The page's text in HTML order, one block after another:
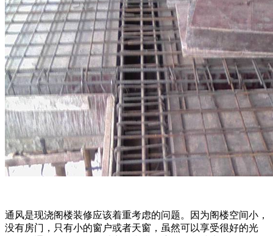
通风是现浇阁楼装修应该着重考虑的问题。因为阁楼空间小，
没有房门，只有小的窗户或者天窗，虽然可以享受很好的光